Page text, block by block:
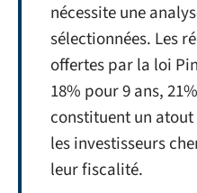
nécessite une
sélectionnées. Les
offertes par la loi
18% pour 9 ans,
constituent un
les investisseurs
leur fiscalité.